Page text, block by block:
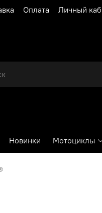
Оплата Личный
Новинки Мотоциклы